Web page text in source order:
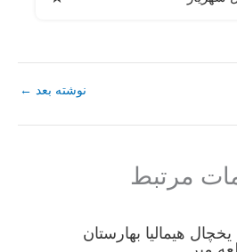
نوشته بعد ←
مرتبط
هیمالیا بهارستان